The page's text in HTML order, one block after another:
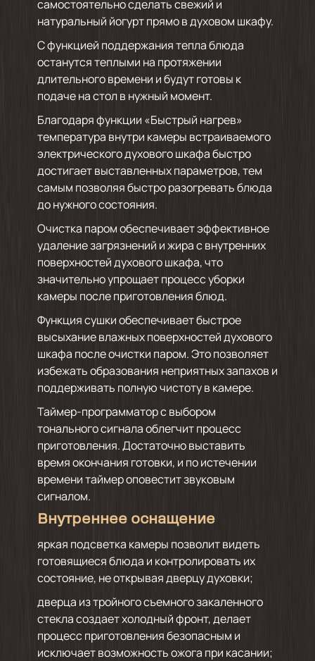
самостоятельно сделать свежий и
натуральный йогурт прямо в духовом шкафу.
С функцией поддержания тепла блюда
останутся теплыми на протяжении
длительного времени и будут готовы к
подаче на стол в нужный момент.
Благодаря функции «Быстрый нагрев»
температура внутри камеры встраиваемого
электрического духового шкафа быстро
достигает выставленных параметров, тем
самым позволяя быстро разогревать блюда
до нужного состояния.
Очистка паром обеспечивает эффективное
удаление загрязнений и жира с внутренних
поверхностей духового шкафа, что
значительно упрощает процесс уборки
камеры после приготовления блюд.
Функция сушки обеспечивает быстрое
высыхание влажных поверхностей духового
шкафа после очистки паром. Это позволяет
избежать образования неприятных запахов и
поддерживать полную чистоту в камере.
Таймер-программатор с выбором
тонального сигнала облегчит процесс
приготовления. Достаточно выставить
время окончания готовки, и по истечении
времени таймер оповестит звуковым
сигналом.
Внутреннее оснащение
яркая подсветка камеры позволит видеть
готовящиеся блюда и контролировать их
состояние, не открывая дверцу духовки;
дверца из тройного съемного закаленного
стекла создает холодный фронт, делает
процесс приготовления безопасным и
исключает возможность ожога при касании;